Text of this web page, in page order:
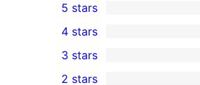
1
5-
star
review
5 stars
4-
4 stars
0
3 stars
2 stars